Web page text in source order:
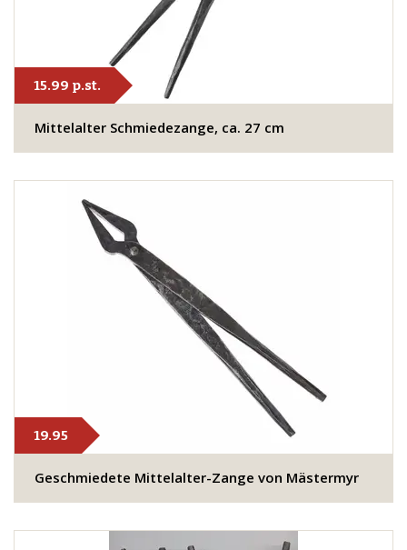
15.99 p.st.
​Mittelalter Schmiedezange, ca. 27 cm
19.95
Geschmiedete Mittelalter-Zange von Mästermyr